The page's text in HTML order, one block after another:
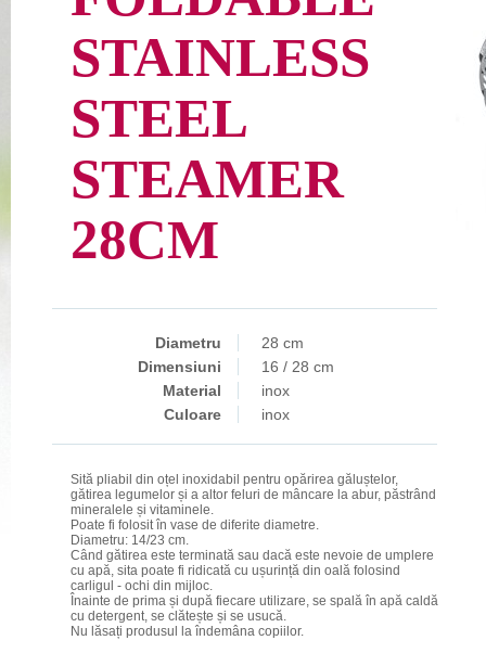
STAINLESS
STEEL
STEAMER
28CM
Diametru
28 cm
Dimensiuni
16 / 28 cm
Material
inox
Culoare
inox
Sită pliabil din oțel inoxidabil pentru opărirea găluștelor,
gătirea legumelor și a altor feluri de mâncare la abur, păstrând
mineralele și vitaminele.
Poate fi folosit în vase de diferite diametre.
Diametru: 14/23 cm.
Când gătirea este terminată sau dacă este nevoie de umplere
cu apă, sita poate fi ridicată cu ușurință din oală folosind
carligul - ochi din mijloc.
Înainte de prima și după fiecare utilizare, se spală în apă caldă
cu detergent, se clătește și se usucă.
Nu lăsați produsul la îndemâna copiilor.